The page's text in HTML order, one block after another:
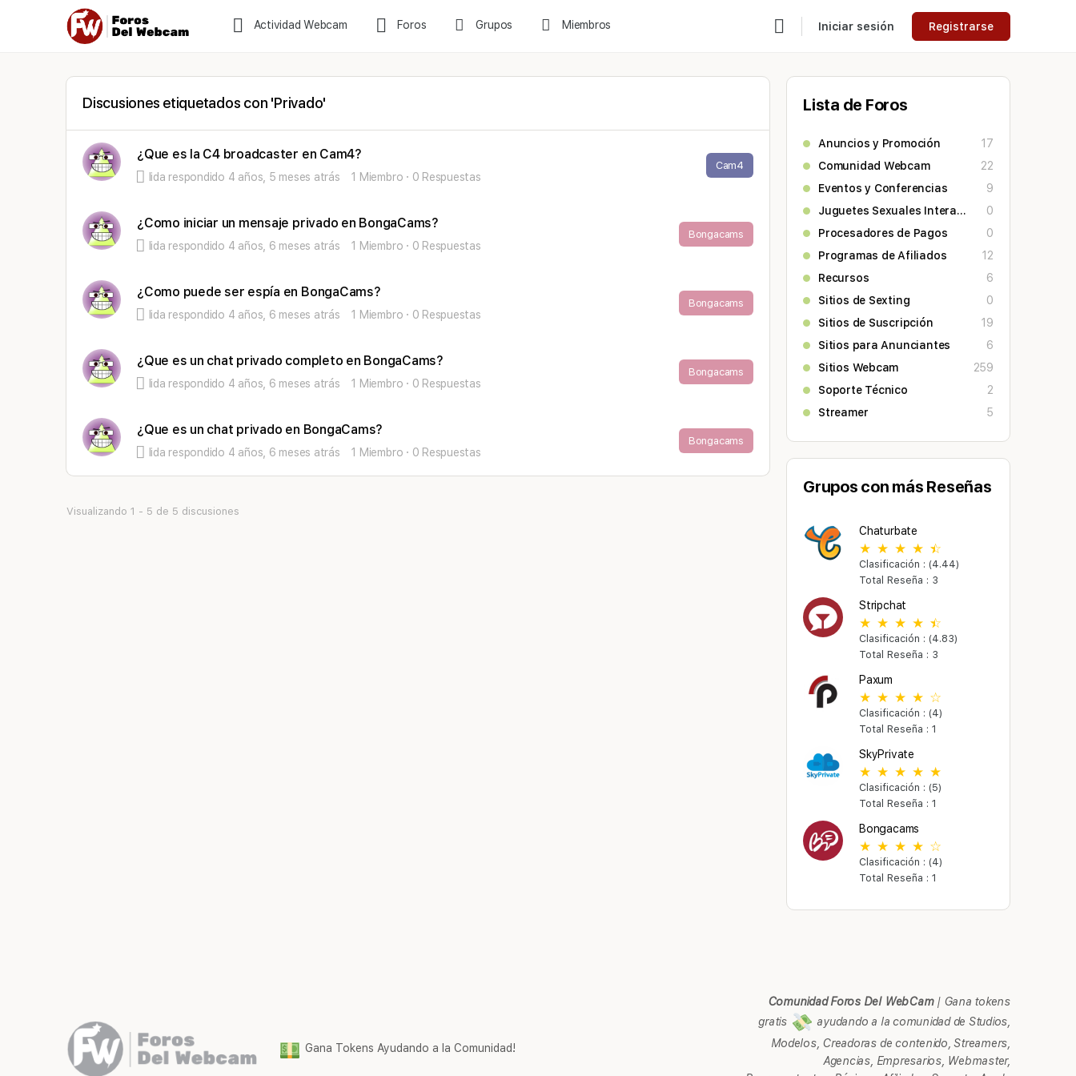
Actividad Webcam Foros Grupos Miembros Iniciar sesión Registrarse
Discusiones etiquetados con 'Privado'
¿Que es la C4 broadcaster en Cam4?
lida respondido 4 años, 5 meses atrás 1 Miembro · 0 Respuestas
Cam4
¿Como iniciar un mensaje privado en BongaCams?
lida respondido 4 años, 6 meses atrás 1 Miembro · 0 Respuestas
Bongacams
¿Como puede ser espía en BongaCams?
lida respondido 4 años, 6 meses atrás 1 Miembro · 0 Respuestas
Bongacams
¿Que es un chat privado completo en BongaCams?
lida respondido 4 años, 6 meses atrás 1 Miembro · 0 Respuestas
Bongacams
¿Que es un chat privado en BongaCams?
lida respondido 4 años, 6 meses atrás 1 Miembro · 0 Respuestas
Bongacams
Visualizando 1 - 5 de 5 discusiones
Lista de Foros
Anuncios y Promoción
17
Comunidad Webcam
22
Eventos y Conferencias
9
Juguetes Sexuales Interactivos
0
Procesadores de Pagos
0
Programas de Afiliados
12
Recursos
6
Sitios de Sexting
0
Sitios de Suscripción
19
Sitios para Anunciantes
6
Sitios Webcam
259
Soporte Técnico
2
Streamer
5
Grupos con más Reseñas
Chaturbate
Clasificación : (4.44)
Total Reseña : 3
Stripchat
Clasificación : (4.83)
Total Reseña : 3
Paxum
Clasificación : (4)
Total Reseña : 1
SkyPrivate
Clasificación : (5)
Total Reseña : 1
Bongacams
Clasificación : (4)
Total Reseña : 1
Gana Tokens Ayudando a la Comunidad!
Comunidad Foros Del WebCam| Gana tokens
gratis
ayudando a la comunidad de Studios,
Modelos, Creadoras de contenido, Streamers,
Agencias, Empresarios, Webmaster,